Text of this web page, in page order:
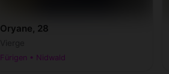
Oryane, 28
Fürigen • Nidwald